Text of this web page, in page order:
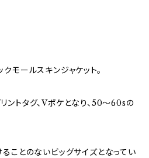
モールスキンジャケット。
ントタグ、Vポケとなり、50〜60sの
ことのないビッグサイズとなってい